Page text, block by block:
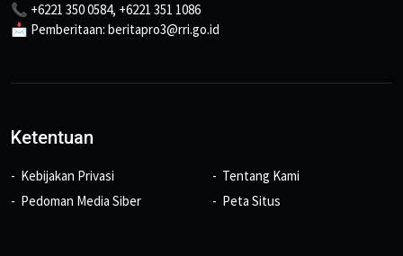
📞 +6221 350 0584, +6221 351 1086
📩 Pemberitaan: beritapro3@rri.go.id
Ketentuan
Kebijakan Privasi
Pedoman Media Siber
Tentang Kami
Peta Situs